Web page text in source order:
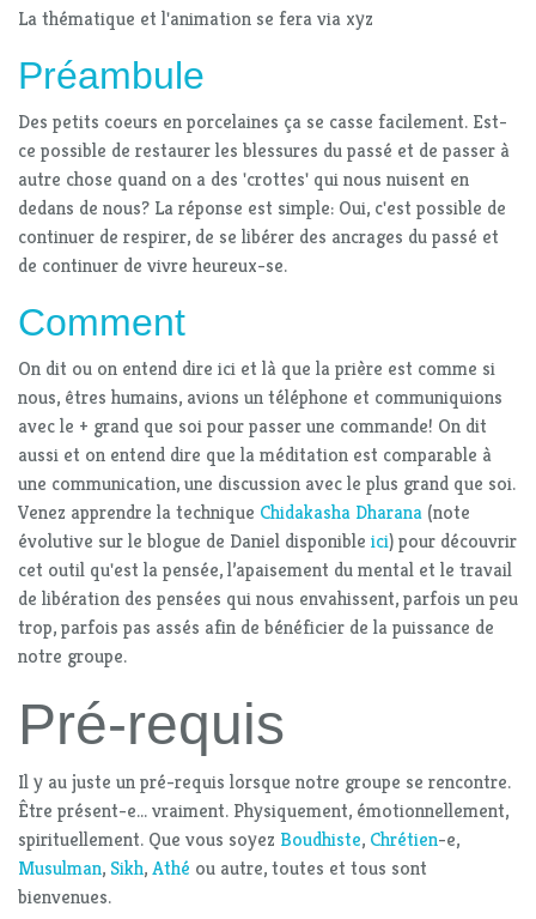
La thématique et l'animation se fera via xyz
Préambule
Des petits coeurs en porcelaines ça se casse facilement. Est-
ce possible de restaurer les blessures du passé et de passer à
autre chose quand on a des 'crottes' qui nous nuisent en
dedans de nous? La réponse est simple: Oui, c'est possible de
continuer de respirer, de se libérer des ancrages du passé et
de continuer de vivre heureux-se.
Comment
On dit ou on entend dire ici et là que la prière est comme si
nous, êtres humains, avions un téléphone et communiquions
avec le + grand que soi pour passer une commande! On dit
aussi et on entend dire que la méditation est comparable à
une communication, une discussion avec le plus grand que soi.
Venez apprendre la technique Chidakasha Dharana (note
évolutive sur le blogue de Daniel disponible ici) pour découvrir
cet outil qu'est la pensée, l’apaisement du mental et le travail
de libération des pensées qui nous envahissent, parfois un peu
trop, parfois pas assés afin de bénéficier de la puissance de
notre groupe.
Pré-requis
Il y au juste un pré-requis lorsque notre groupe se rencontre.
Être présent-e... vraiment. Physiquement, émotionnellement,
spirituellement. Que vous soyez Boudhiste, Chrétien-e,
Musulman, Sikh,Athé ou autre, toutes et tous sont
bienvenues.